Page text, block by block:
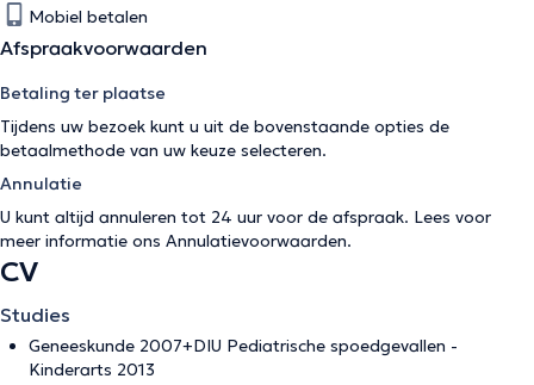
Mobiel betalen
Afspraakvoorwaarden
Betaling ter plaatse
Tijdens uw bezoek kunt u uit de bovenstaande opties de
betaalmethode van uw keuze selecteren.
Annulatie
U kunt altijd annuleren tot 24 uur voor de afspraak. Lees voor
meer informatie ons Annulatievoorwaarden.
CV
Studies
Geneeskunde 2007+DIU Pediatrische spoedgevallen -
Kinderarts 2013